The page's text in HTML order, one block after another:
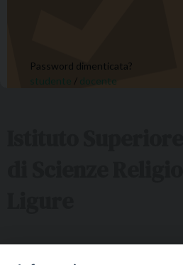
Password dimenticata?
studente / docente